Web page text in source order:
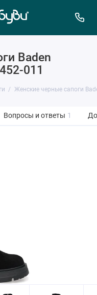
Baden
011
Женские черные сапоги
Вопросы и ответы 1